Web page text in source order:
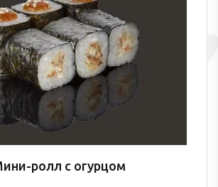
ролл с огурцом